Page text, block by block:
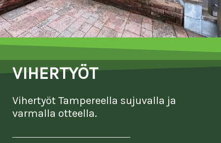
VIHERTYÖT
Vihertyöt Tampereella sujuvalla ja
varmalla otteella.